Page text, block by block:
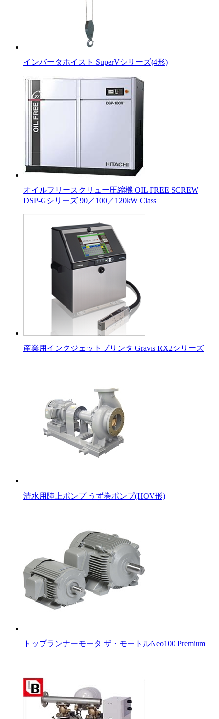
インバータホイスト SuperVシリーズ(4形)
オイルフリースクリュー圧縮機 OIL FREE SCREW
DSP-Gシリーズ 90／100／120kW Class
産業用インクジェットプリンタ Gravis RX2シリーズ
清水用陸上ポンプ うず巻ポンプ(HOV形)
トップランナーモータ ザ・モートルNeo100 Premium